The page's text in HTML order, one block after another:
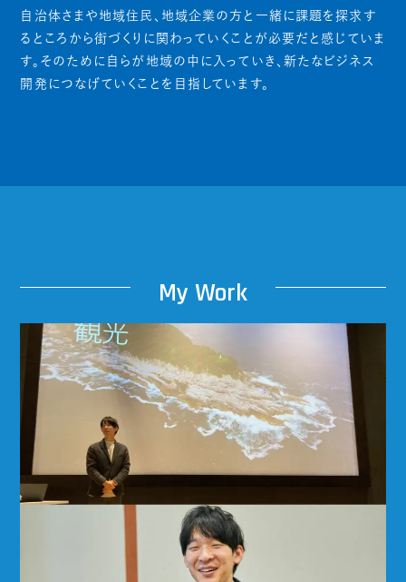
自治体さまや地域住民、地域企業の方と一緒に課題を探求す
るところから街づくりに関わっていくことが必要だと感じていま
す。そのために自らが地域の中に入っていき、新たなビジネス
開発につなげていくことを目指しています。
My Work